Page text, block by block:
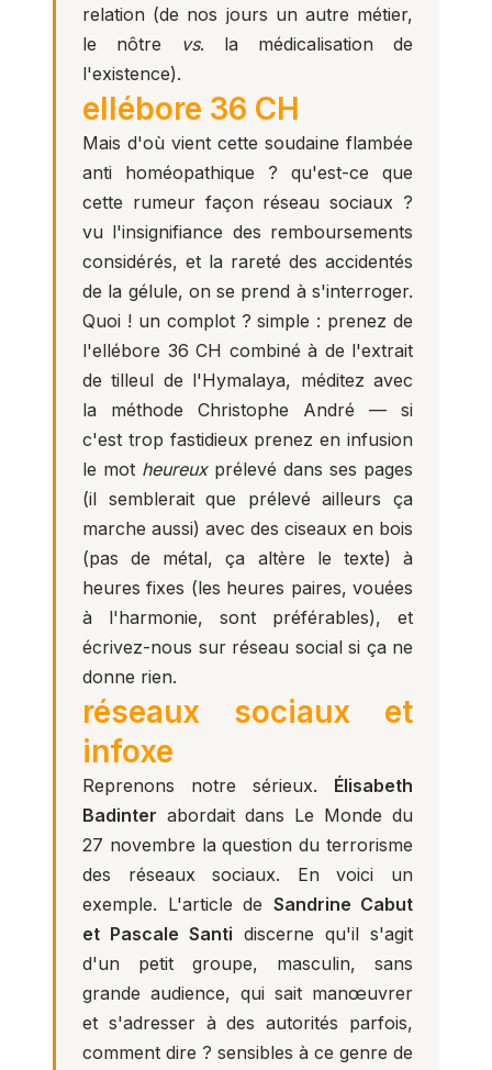
relation (de nos jours un autre métier,
le nôtre vs. la médicalisation de
l'existence).
ellébore 36 CH
Mais d'où vient cette soudaine flambée
anti homéopathique ? qu'est-ce que
cette rumeur façon réseau sociaux ?
vu l'insignifiance des remboursements
considérés, et la rareté des accidentés
de la gélule, on se prend à s'interroger.
Quoi ! un complot ? simple : prenez de
l'ellébore 36 CH combiné à de l'extrait
de tilleul de l'Hymalaya, méditez avec
la méthode Christophe André — si
c'est trop fastidieux prenez en infusion
le mot heureuxprélevé dans ses pages
(il semblerait que prélevé ailleurs ça
marche aussi) avec des ciseaux en bois
(pas de métal, ça altère le texte) à
heures fixes (les heures paires, vouées
à l'harmonie, sont préférables), et
écrivez-nous sur réseau social si ça ne
donne rien.
réseaux sociaux et
infoxe
Reprenons notre sérieux. Élisabeth
Badinter abordait dans Le Monde du
27 novembre la question du terrorisme
des réseaux sociaux. En voici un
exemple. L'article de Sandrine Cabut
et Pascale Santi discerne qu'il s'agit
d'un petit groupe, masculin, sans
grande audience, qui sait manœuvrer
et s'adresser à des autorités parfois,
comment dire ? sensibles à ce genre de